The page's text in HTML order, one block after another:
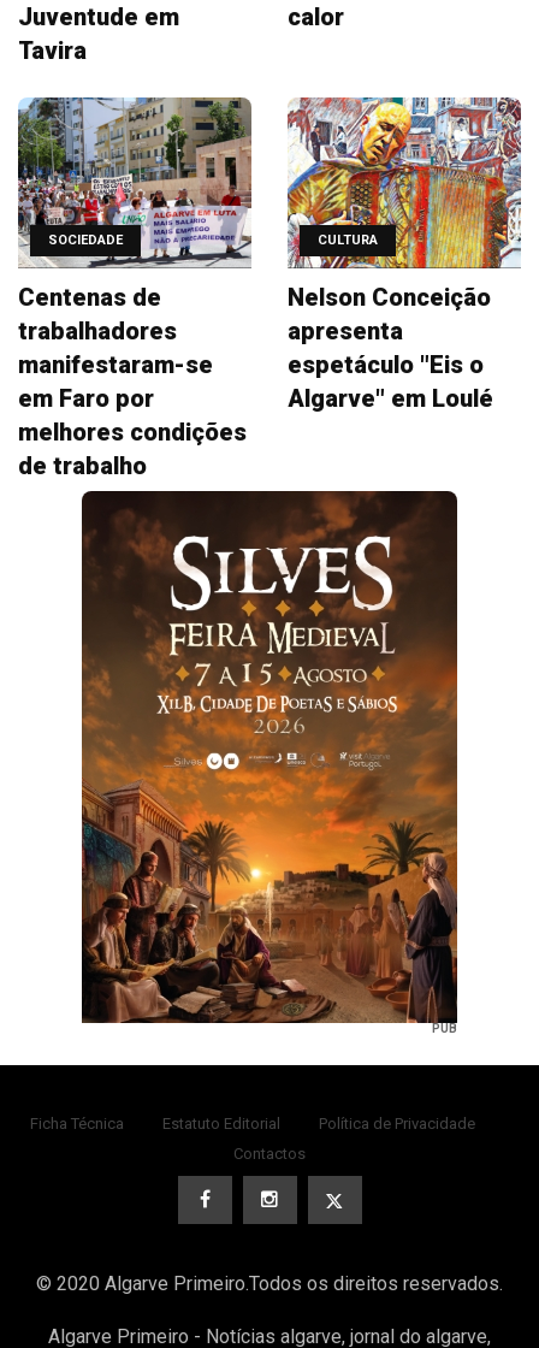
Juventude em
Tavira
calor
SOCIEDADE
Centenas de
trabalhadores
manifestaram-se
em Faro por
melhores condições
de trabalho
CULTURA
Nelson Conceição
apresenta
espetáculo "Eis o
Algarve" em Loulé
PUB
Ficha Técnica Estatuto Editorial
Política de Privacidade
Contactos
© 2020 Algarve Primeiro.Todos os direitos reservados.
Algarve Primeiro - Notícias algarve, jornal do algarve,